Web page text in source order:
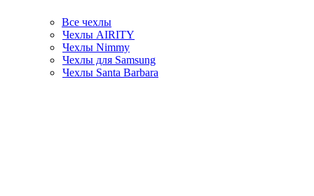
Все чехлы
Чехлы AIRITY
Чехлы Nimmy
Чехлы для Samsung
Чехлы Santa Barbara